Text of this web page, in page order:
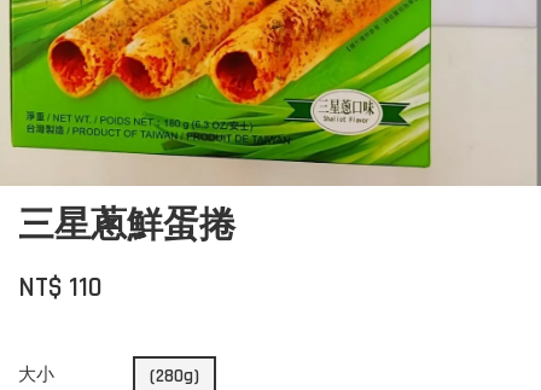
三星蔥鮮蛋捲
NT$ 110
大小 (280g)